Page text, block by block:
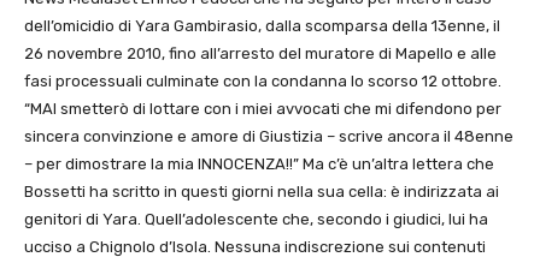
dell’omicidio di Yara Gambirasio, dalla scomparsa della 13enne, il
26 novembre 2010, fino all’arresto del muratore di Mapello e alle
fasi processuali culminate con la condanna lo scorso 12 ottobre.
“MAI smetterò di lottare con i miei avvocati che mi difendono per
sincera convinzione e amore di Giustizia – scrive ancora il 48enne
– per dimostrare la mia INNOCENZA!!” Ma c’è un’altra lettera che
Bossetti ha scritto in questi giorni nella sua cella: è indirizzata ai
genitori di Yara. Quell’adolescente che, secondo i giudici, lui ha
ucciso a Chignolo d’Isola. Nessuna indiscrezione sui contenuti